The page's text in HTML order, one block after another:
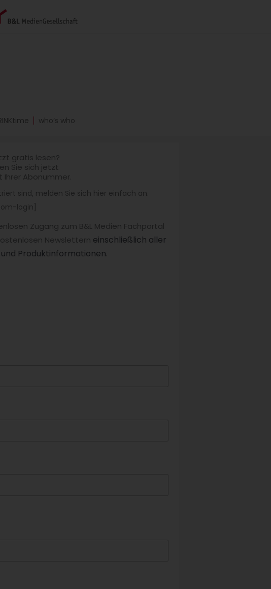
who’s who
gratis lesen?
Sie sich jetzt
Abonummer.
sind, melden Sie sich hier einfach an.
login]
Zugang zum B&L Medien Fachportal
Newslettern einschließlich aller
Produktinformationen.